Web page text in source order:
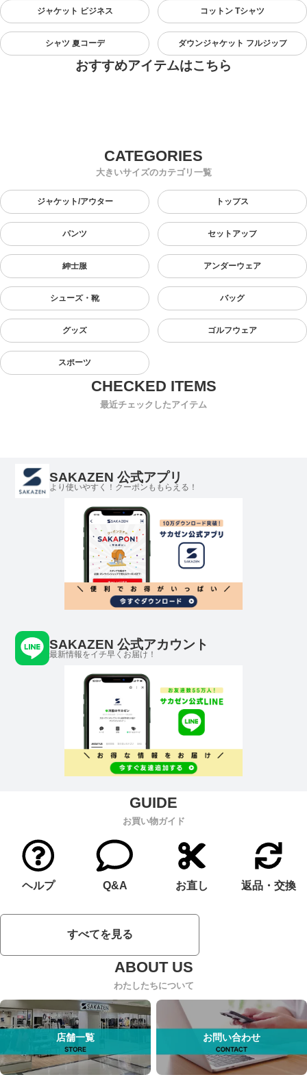
ジャケット ビジネス コットン Tシャツ
シャツ 夏コーデ ダウンジャケット フルジップ
おすすめアイテムはこちら
大きいサイズのカテゴリ一覧
ジャケット/アウター トップス
パンツ セットアップ
紳士服 アンダーウェア
シューズ・靴 バッグ
グッズ ゴルフウェア
スポーツ
最近チェックしたアイテム
SAKAZEN 公式アプリ
より使いやすく！クーポンももらえる！
SAKAZEN 公式アカウント
最新情報をイチ早くお届け！
お買い物ガイド
ヘルプ Q&A お直し 返品・交換
すべてを見る
わたしたちについて
店舗一覧 お問い合わせ